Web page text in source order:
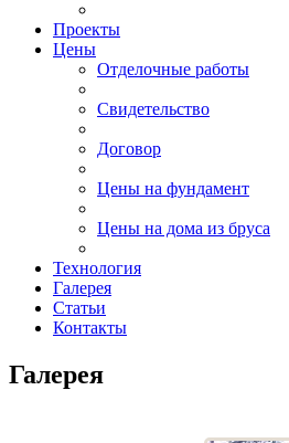
Проекты
Цены
Отделочные работы
Свидетельство
Договор
Цены на фундамент
Цены на дома из бруса
Технология
Галерея
Статьи
Контакты
Галерея